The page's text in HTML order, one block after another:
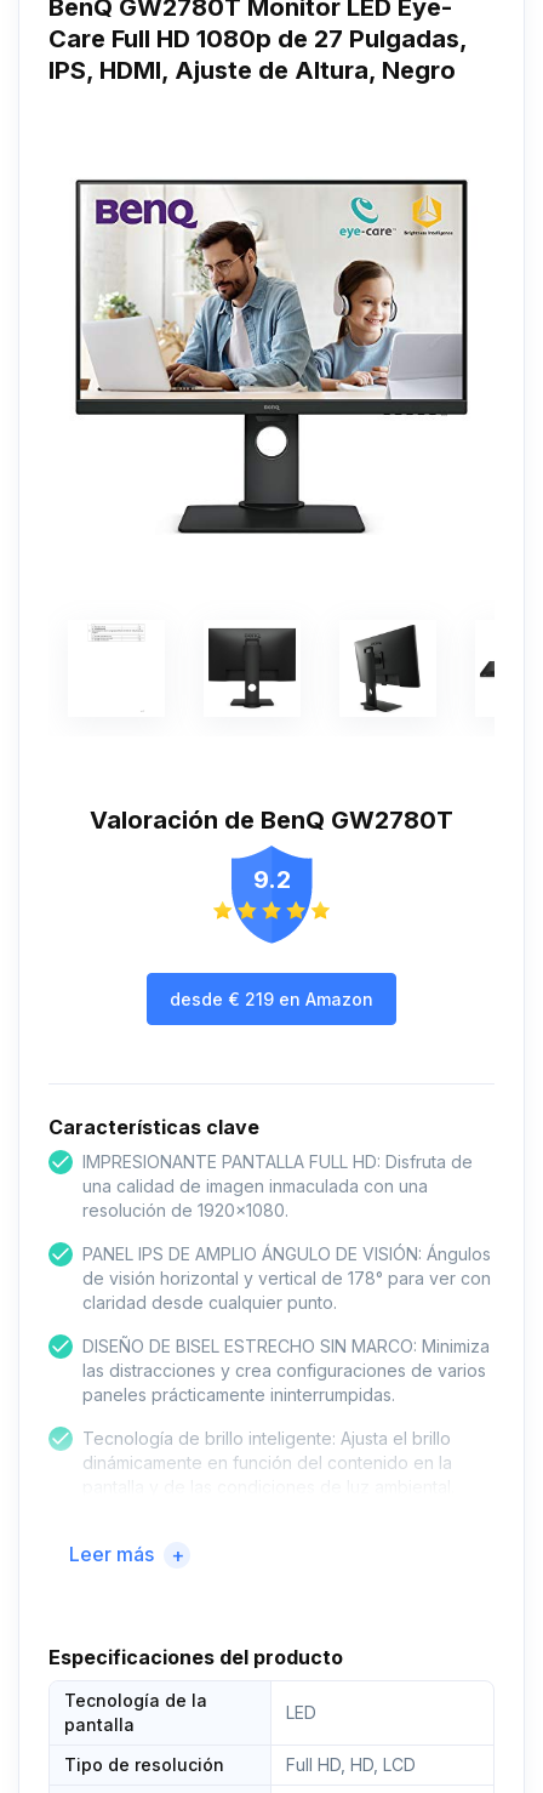
BenQ GW2780T Monitor LED Eye-
Care Full HD 1080p de 27 Pulgadas,
IPS, HDMI, Ajuste de Altura, Negro
Valoración de BenQ GW2780T
9.2
desde € 219 en Amazon
Características clave
IMPRESIONANTE PANTALLA FULL HD: Disfruta de
una calidad de imagen inmaculada con una
resolución de 1920x1080.
PANEL IPS DE AMPLIO ÁNGULO DE VISIÓN: Ángulos
de visión horizontal y vertical de 178° para ver con
claridad desde cualquier punto.
DISEÑO DE BISEL ESTRECHO SIN MARCO: Minimiza
las distracciones y crea configuraciones de varios
paneles prácticamente ininterrumpidas.
Tecnología de brillo inteligente: Ajusta el brillo
dinámicamente en función del contenido en la
ocultan perfectamente en el soporte del monitor.
Leer más +
Especificaciones del producto
Tecnología de la
pantalla
LED
Tipo de resolución Full HD, HD, LCD